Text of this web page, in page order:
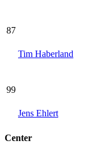
87
Tim Haberland
99
Jens Ehlert
Center